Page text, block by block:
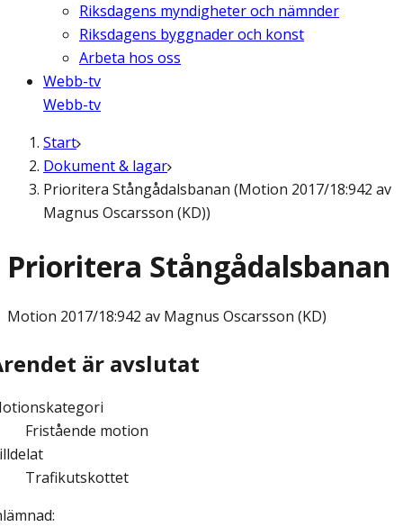
Riksdagens myndigheter och nämnder
Riksdagens byggnader och konst
Arbeta hos oss
Webb-tv
Webb-tv
Start
Dokument & lagar
Prioritera Stångådalsbanan (Motion 2017/18:942 av
Magnus Oscarsson (KD))
Prioritera Stångådalsbanan
Motion 2017/18:942 av Magnus Oscarsson (KD)
är avslutat
Fristående motion
Trafikutskottet
: